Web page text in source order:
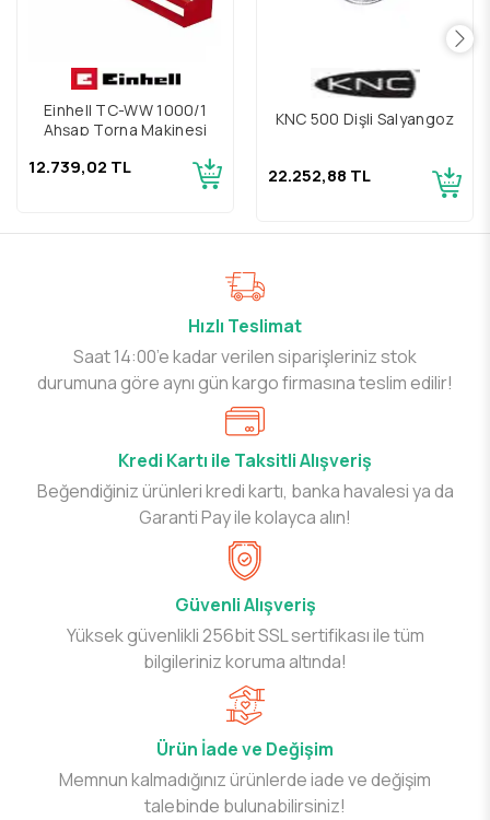
Einhell TC-WW 1000/1
Ahşap Torna Makinesi
12.739,02 TL
KNC 500 Dişli Salyangoz
22.252,88 TL
Hızlı Teslimat
Saat 14:00’e kadar verilen siparişleriniz stok
durumuna göre aynı gün kargo firmasına teslim edilir!
Kredi Kartı ile Taksitli Alışveriş
Beğendiğiniz ürünleri kredi kartı, banka havalesi ya da
Garanti Pay ile kolayca alın!
Güvenli Alışveriş
Yüksek güvenlikli 256bit SSL sertifikası ile tüm
bilgileriniz koruma altında!
Ürün İade ve Değişim
Memnun kalmadığınız ürünlerde iade ve değişim
talebinde bulunabilirsiniz!